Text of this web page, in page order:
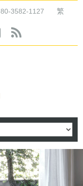
80-3582-1127 繁